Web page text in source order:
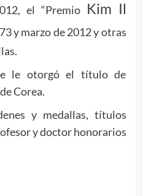
el “Premio Kim Il
y marzo de 2012 y otras
le otorgó el título de
Corea.
y medallas, títulos
y doctor honorarios